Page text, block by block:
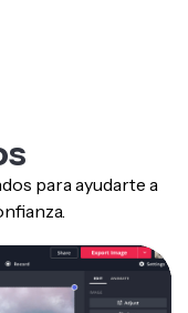
para ayudarte a